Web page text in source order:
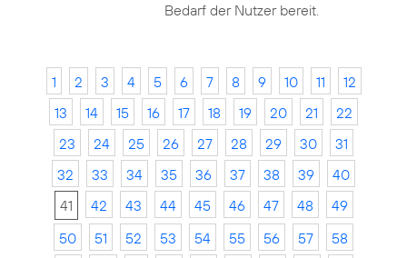
Bedarf der Nutzer bereit.
1 2 3 4 5 6 7 8 9 10 11
12
13
14 15 16 17 18 19 20 21
22
23
24 25 26 27 28 29 30
31
32
33 34 35 36 37 38 39
40
41
42 43 44 45 46 47 48
49
50
51 52 53 54 55 56 57
58